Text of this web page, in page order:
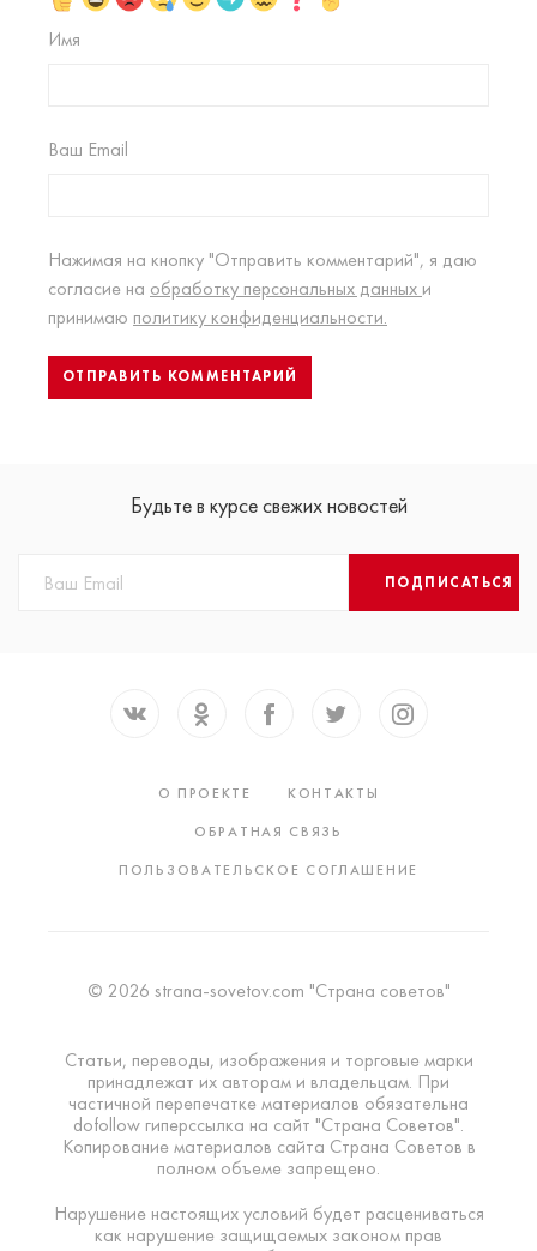
Имя
Ваш Email
Нажимая на кнопку "Отправить комментарий", я даю
согласие на обработку персональных данных и
принимаю политику конфиденциальности.
Будьте в курсе свежих новостей
ПОДПИСАТЬСЯ
О ПРОЕКТЕ
КОНТАКТЫ
ОБРАТНАЯ СВЯЗЬ
ПОЛЬЗОВАТЕЛЬСКОЕ СОГЛАШЕНИЕ
© 2026 strana-sovetov.com "Страна советов"
Статьи, переводы, изображения и торговые марки
принадлежат их авторам и владельцам. При
частичной перепечатке материалов обязательна
dofollow гиперссылка на сайт "Страна Советов".
Копирование материалов сайта Страна Советов в
полном объеме запрещено.
Нарушение настоящих условий будет расцениваться
как нарушение защищаемых законом прав